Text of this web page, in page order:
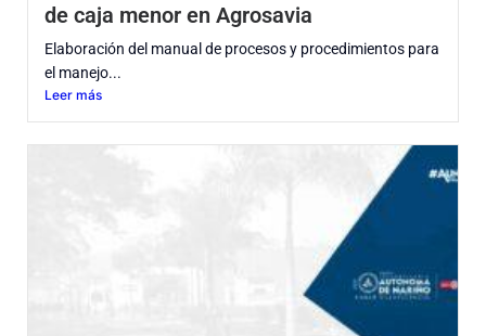
de caja menor en Agrosavia
Elaboración del manual de procesos y procedimientos para
el manejo...
Leer más